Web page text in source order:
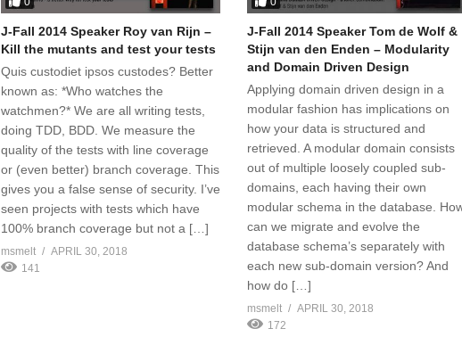
J-Fall 2014 Speaker Roy van Rijn –
Kill the mutants and test your tests
Quis custodiet ipsos custodes? Better
known as: *Who watches the
watchmen?* We are all writing tests,
doing TDD, BDD. We measure the
quality of the tests with line coverage
or (even better) branch coverage. This
gives you a false sense of security. I’ve
seen projects with tests which have
100% branch coverage but not a […]
msmelt
APRIL 30, 2018
141
J-Fall 2014 Speaker Tom de Wolf &
Stijn van den Enden – Modularity
and Domain Driven Design
Applying domain driven design in a
modular fashion has implications on
how your data is structured and
retrieved. A modular domain consists
out of multiple loosely coupled sub-
domains, each having their own
modular schema in the database.
can we migrate and evolve the
database schema’s separately with
each new sub-domain version? And
how do […]
msmelt
APRIL 30, 2018
172